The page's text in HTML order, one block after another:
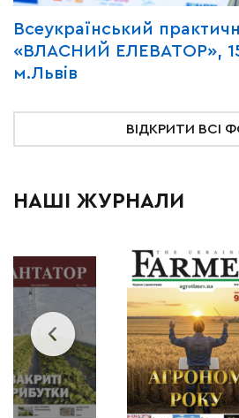
Всеукраїнський
«ВЛАСНИЙ ЕЛЕВАТОР»,
м.Львів
ВІДКРИТИ ВСІ
НАШІ ЖУРНАЛИ